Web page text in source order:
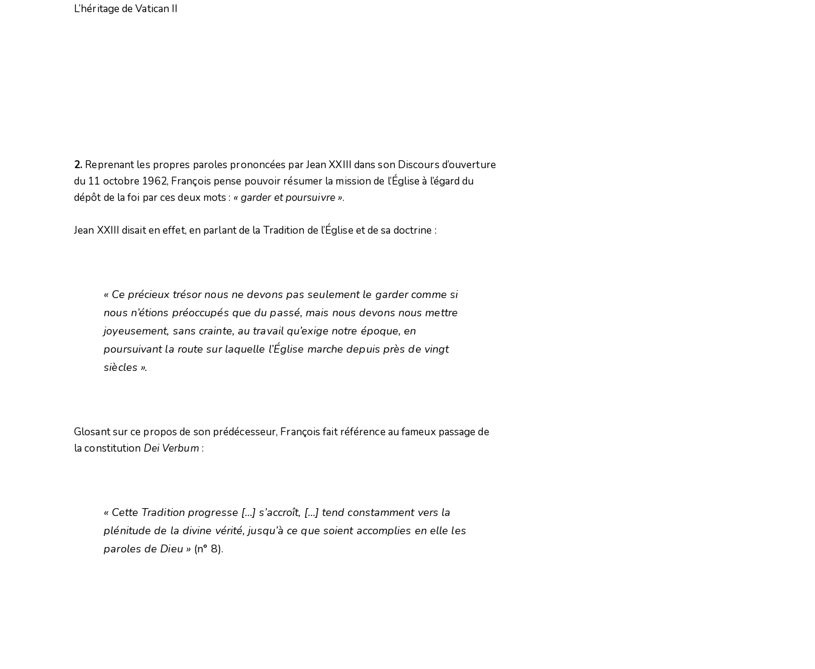
L’héritage de Vatican II
2. Reprenant les propres paroles prononcées par Jean XXIII dans son Discours d’ouverture
du 11 octobre 1962, François pense pouvoir résumer la mission de l’Église à l’égard du
dépôt de la foi par ces deux mots : « garder et poursuivre ».
Jean XXIII disait en effet, en parlant de la Tradition de l’Église et de sa doctrine :
« Ce précieux trésor nous ne devons pas seulement le garder comme si
nous n’étions préoccupés que du passé, mais nous devons nous mettre
joyeusement, sans crainte, au travail qu’exige notre époque, en
poursuivant la route sur laquelle l’Église marche depuis près de vingt
siècles ».
Glosant sur ce propos de son prédécesseur, François fait référence au fameux passage de
la constitution Dei Verbum :
« Cette Tradition progresse […] s’accroît, […] tend constamment vers la
plénitude de la divine vérité, jusqu’à ce que soient accomplies en elle les
paroles de Dieu » (n° 8).